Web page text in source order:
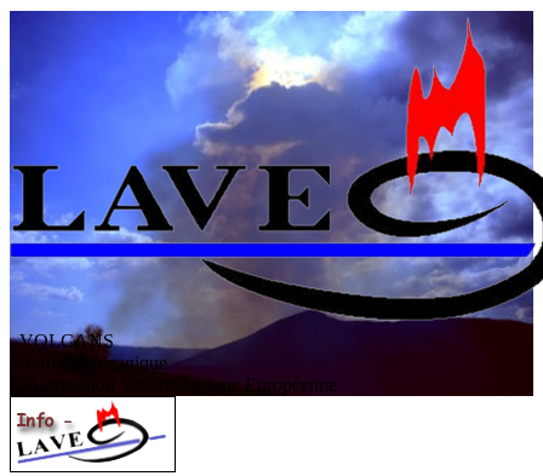
VOLCANS
/ Activité volcanique
ssociation V olcanologiqueEuropéenne